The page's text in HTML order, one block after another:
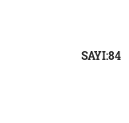
SAYI:84